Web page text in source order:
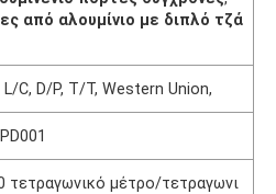
από αλουμίνιο με διπλό τζά
L/C, D/P, T/T, Western Union,
τετραγωνικό μέτρο/τετραγωνι